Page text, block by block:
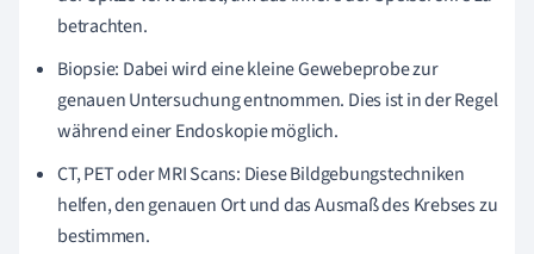
betrachten.
Biopsie: Dabei wird eine kleine Gewebeprobe zur
genauen Untersuchung entnommen. Dies ist in der Regel
während einer Endoskopie möglich.
CT, PET oder MRI Scans: Diese Bildgebungstechniken
helfen, den genauen Ort und das Ausmaß des Krebses zu
bestimmen.